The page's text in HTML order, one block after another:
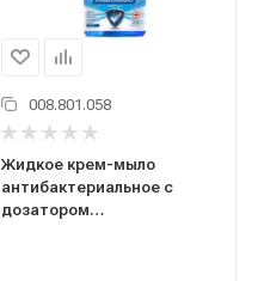
008.801.058
Жидкое крем-мыло
антибактериальное с
дозатором